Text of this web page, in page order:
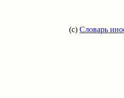
(c) Словарь